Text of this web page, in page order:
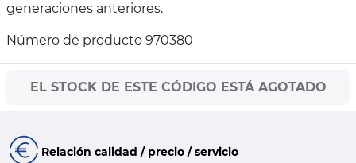
generaciones anteriores.
Número de producto 970380
EL STOCK DE ESTE CÓDIGO ESTÁ AGOTADO
Relación calidad / precio / servicio